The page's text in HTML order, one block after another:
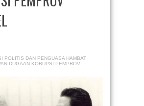
POLITIS DAN PENGUASA HAMBAT
DUGAAN KORUPSI PEMPROV